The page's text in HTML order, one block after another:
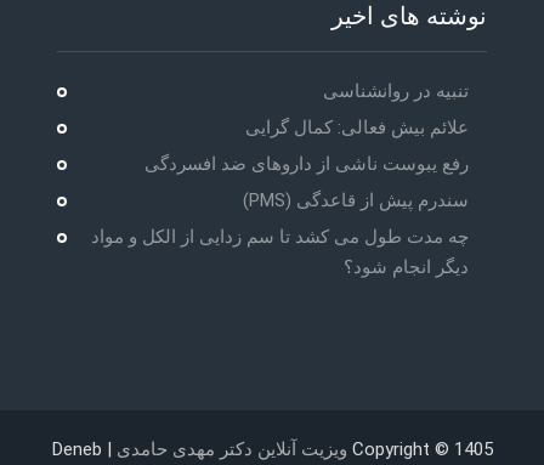
نوشته های اخیر
تنبیه در روانشناسی
علائم بیش فعالی: کمال گرایی
رفع یبوست ناشی از داروهای ضد افسردگی
سندرم پیش از قاعدگی (PMS)
چه مدت طول می کشد تا سم زدایی از الکل و مواد
دیگر انجام شود؟
Copyright © 1405 ویزیت آنلاین دکتر مهدی حامدی | Deneb